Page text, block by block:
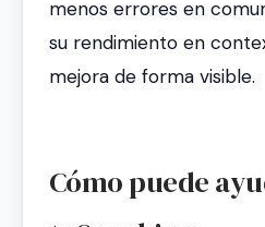
menos errores en
su rendimiento en
mejora de forma visible.
Cómo puede